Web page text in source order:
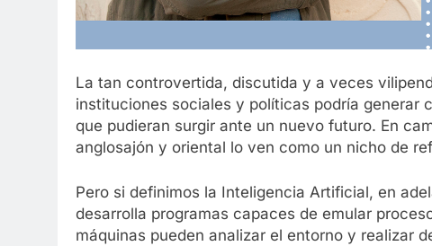
La tan controvertida, discutida y a veces
instituciones sociales y políticas podría generar
que pudieran surgir ante un nuevo futuro. En
anglosajón y oriental lo ven como un nicho de
Pero si definimos la Inteligencia Artificial, en
desarrolla programas capaces de emular
máquinas pueden analizar el entorno y realizar